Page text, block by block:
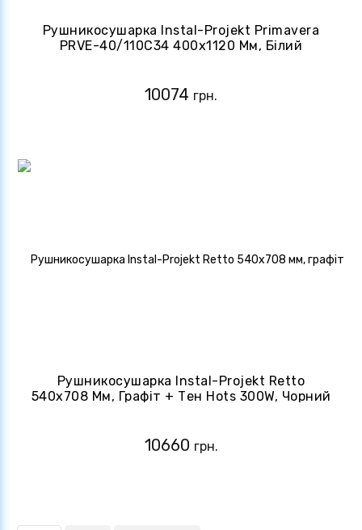
Рушникосушарка Instal-Projekt Primavera
PRVE-40/110C34 400х1120 Мм, Білий
10074 грн.
Рушникосушарка Instal-Projekt Retto
540х708 Мм, Графіт + Тен Hots 300W, Чорний
10660 грн.